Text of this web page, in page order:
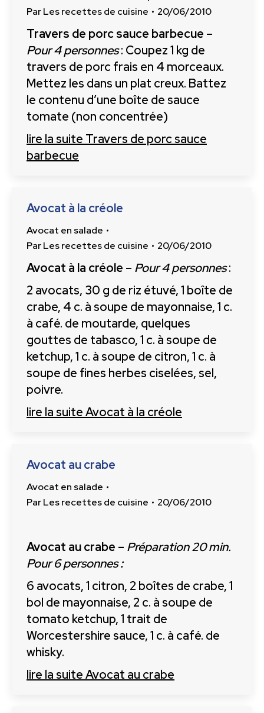
ParLes recettes de cuisine 20/06/2010
Travers de porc sauce barbecue –
Pour 4 personnes: Coupez 1 kg de
travers de porc frais en 4 morceaux.
Mettez les dans un plat creux. Battez
le contenu d’une boîte de sauce
tomate (non concentrée)
lire la suite Travers de porc sauce
barbecue
Avocat à la créole
Avocat en salade
ParLes recettes de cuisine 20/06/2010
Avocat à la créole – Pour 4 personnes:
2 avocats, 30 g de riz étuvé, 1 boîte de
crabe, 4 c. à soupe de mayonnaise, 1 c.
à café. de moutarde, quelques
gouttes de tabasco, 1 c. à soupe de
ketchup, 1 c. à soupe de citron, 1 c. à
soupe de fines herbes ciselées, sel,
poivre.
lire la suiteAvocat à la créole
Avocat au crabe
Avocat en salade
ParLes recettes de cuisine 20/06/2010
Avocat au crabe – Préparation 20 min.
Pour 6 personnes:
6 avocats, 1 citron, 2 boîtes de crabe, 1
bol de mayonnaise, 2 c. à soupe de
tomato ketchup, 1 trait de
Worcestershire sauce, 1 c. à café. de
whisky.
lire la suiteAvocat au crabe